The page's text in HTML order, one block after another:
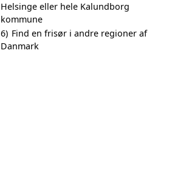
Helsinge eller hele Kalundborg
kommune
6) Find en frisør i andre regioner af
Danmark